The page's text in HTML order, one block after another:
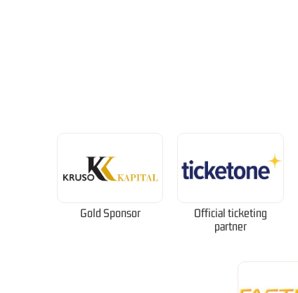
Gold Sponsor
Official ticketing
partner